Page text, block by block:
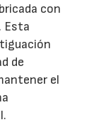
con
Esta
de
el